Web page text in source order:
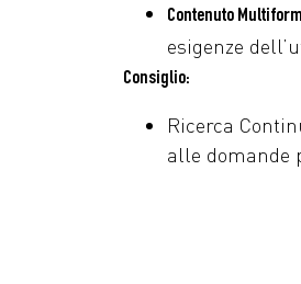
Contenuto
esigenze
Consiglio:
Ricerca
alle domande